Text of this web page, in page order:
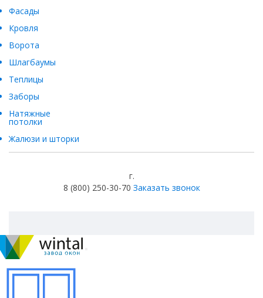
Фасады
Кровля
Ворота
Шлагбаумы
Теплицы
Заборы
Натяжные
потолки
Жалюзи и шторки
г.
8 (800) 250-30-70 Заказать звонок